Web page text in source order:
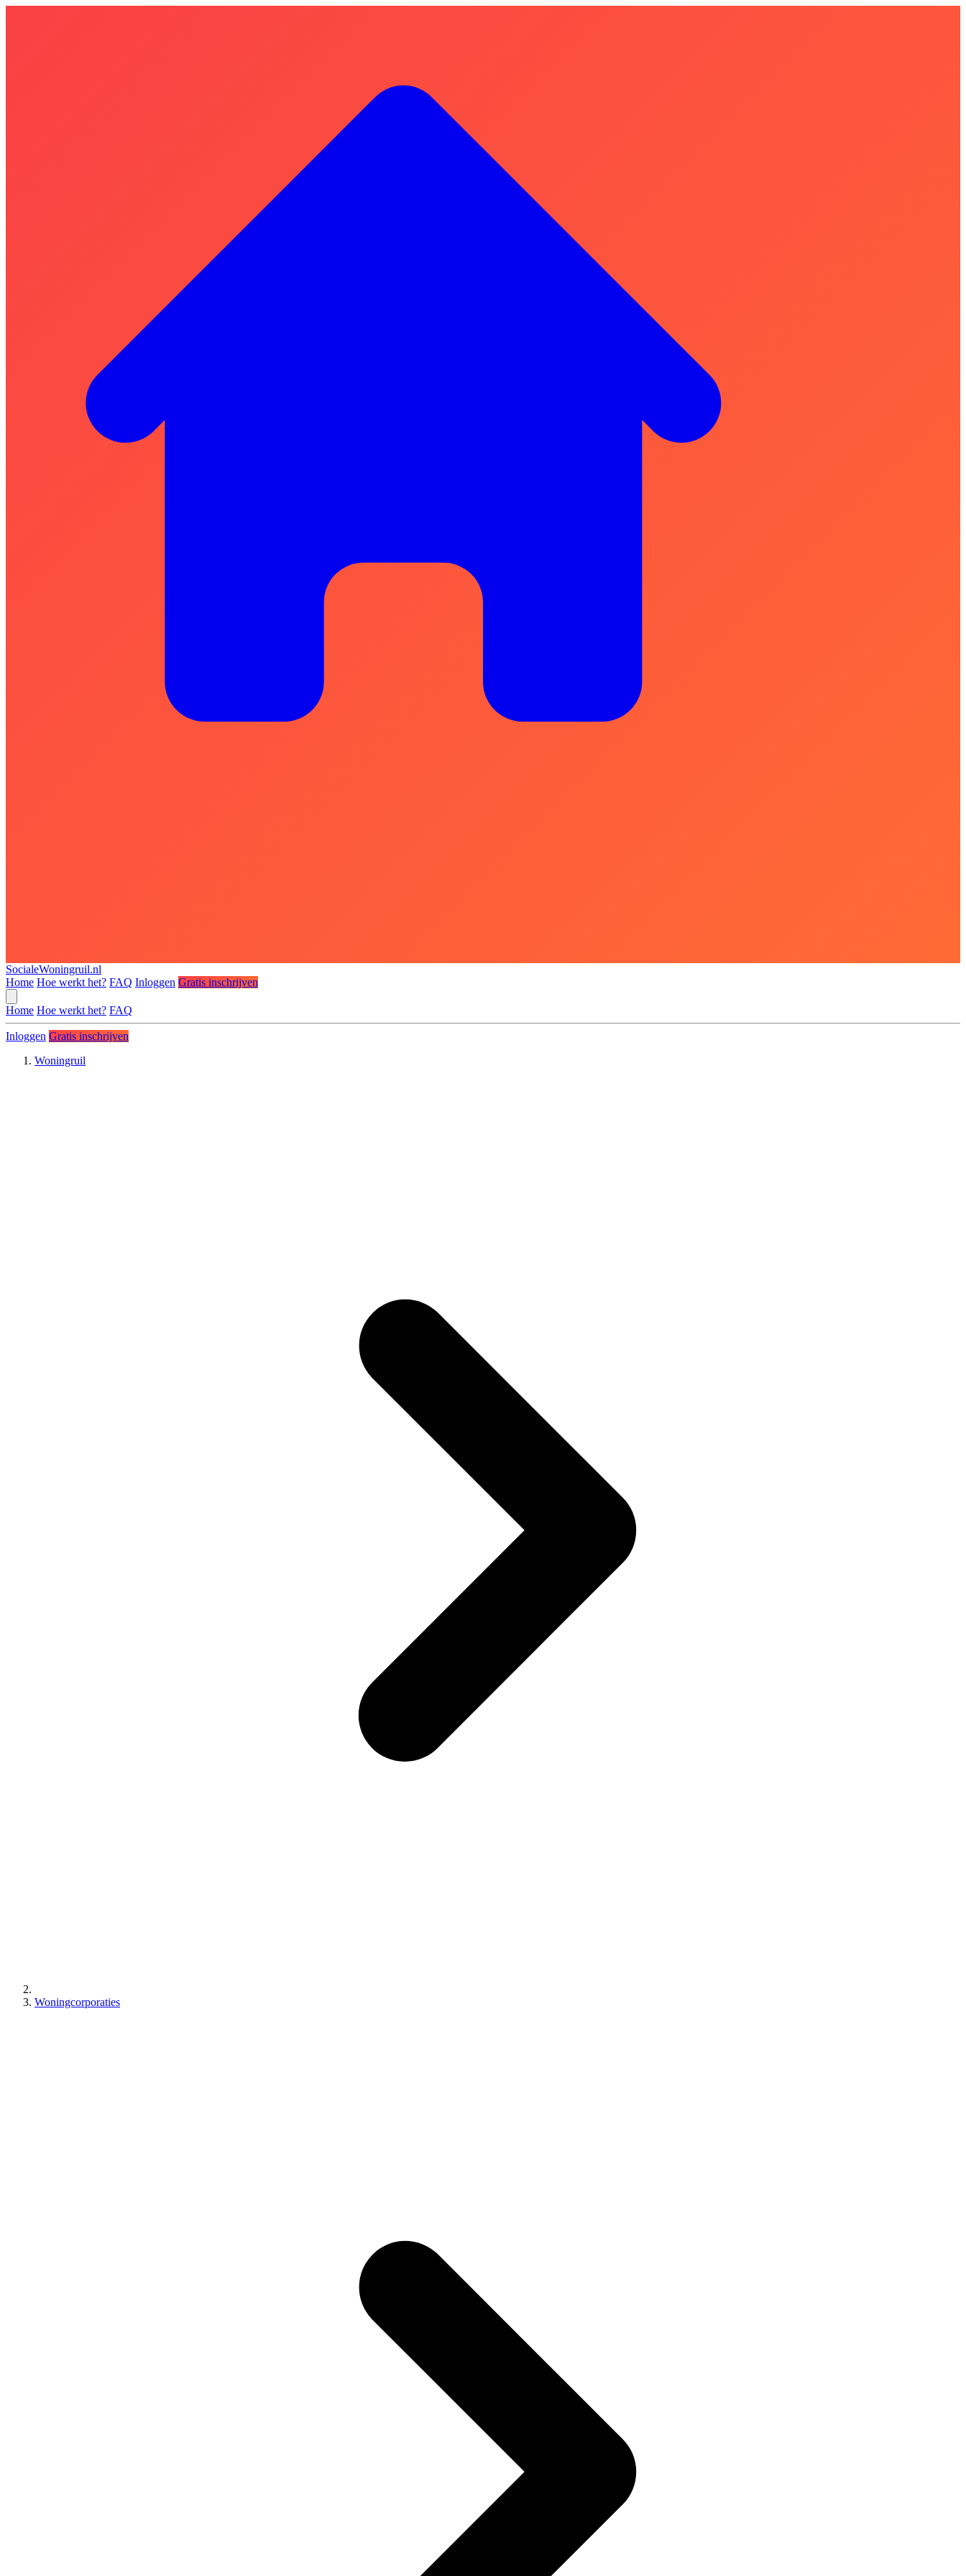
SocialeWoningruil.nl
Home Hoe werkt het? FAQ Inloggen Gratis inschrijven
Home Hoe werkt het? FAQ
Inloggen Gratis inschrijven
Woningruil
Woningcorporaties